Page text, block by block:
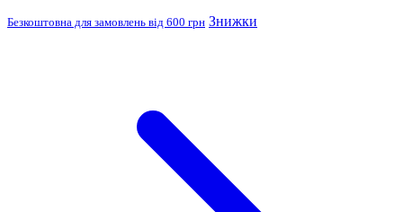
Безкоштовна для замовлень від 600 грн Знижки